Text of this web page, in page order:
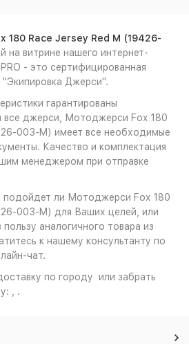
180 Race Jersey Red M (19426-
на витрине нашего интернет-
- это сертифицированная
"Экипировка Джерси".
гарантированы
все джерси, Мотоджерси Fox 180
003-M) имеет все необходимые
Качество и комплектация
менеджером при отправке
подойдет ли Мотоджерси Fox 180
003-M) для Ваших целей, или
аналогичного товара из
к нашему консультанту по
чат.
по городу или забрать
, .